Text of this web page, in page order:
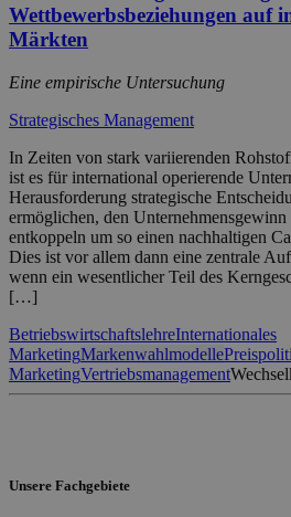
Wettbewerbsbeziehungen auf
Märkten
Eine empirische Untersuchung
Strategisches Management
In Zeiten von stark variierenden
ist es für international operierende
Herausforderung strategische
ermöglichen, den
entkoppeln um so einen nachhaltigen
Dies ist vor allem dann eine zentrale
wenn ein wesentlicher Teil des
[…]
BetriebswirtschaftslehreInternationales
MarketingMarkenwahlmodelle
MarketingVertriebsmanagement
Unsere Fachgebiete